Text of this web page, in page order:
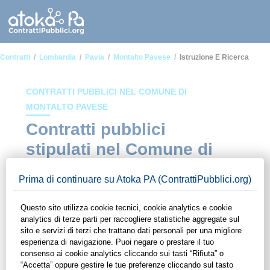
Contratti Lombardia Pavia Montalto Pavese Istruzione E Ricerca
CONTRATTI PUBBLICI NEL COMUNE DI
MONTALTO PAVESE
Contratti pubblici
stipulati nel Comune di
ambito Istruzione e
ricerca
In questa sezione del sito di ContrattiPubblici.org potrai avere
ad alcuni dei contratti presenti nella piattaforma stipulati
all'interno del Comune di Montalto Pavese in ambito
Istruzione e ricerca. Grazie alle funzionalità di